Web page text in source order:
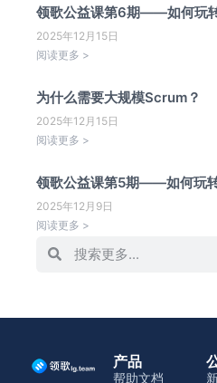
领歌公益课第6期——如何玩
2025年12月15日
阅读更多 >
为什么需要大规模Scrum？
2025年12月15日
阅读更多 >
领歌公益课第5期——如何玩
2025年12月9日
阅读更多 >
产品
帮助文档